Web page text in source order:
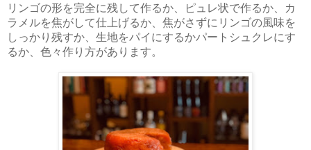
リンゴの形を完全に残して作るか、ピュレ状で作るか、カ
ラメルを焦がして仕上げるか、焦がさずにリンゴの風味を
しっかり残すか、生地をパイにするかパートシュクレにす
るか、色々作り方があります。